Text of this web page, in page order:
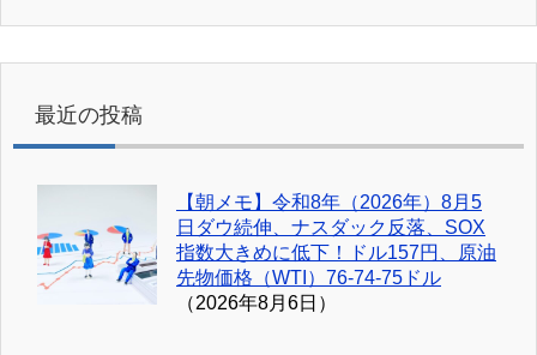
最近の投稿
【朝メモ】令和8年（2026年）8月5
日ダウ続伸、ナスダック反落、SOX
指数大きめに低下！ドル157円、原油
先物価格（WTI）76-74-75ドル
（2026年8月6日）